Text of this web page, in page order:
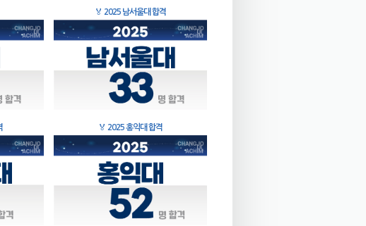
🏅 2025 남서울대 합격
🏅 2025 홍익대 합격